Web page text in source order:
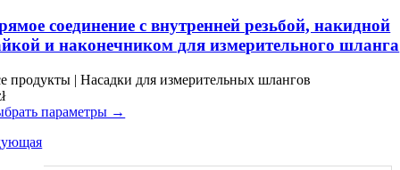
имеет
несколько
вариаций.
можно
на
соединение с внутренней резьбой, накидной
и наконечником для измерительного шланга
продукты | Насадки для измерительных шлангов
параметры →